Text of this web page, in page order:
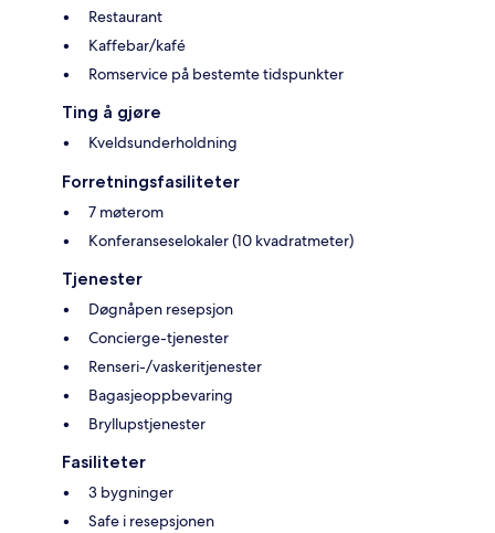
Restaurant
Kaffebar/kafé
Romservice på bestemte tidspunkter
Ting å gjøre
Kveldsunderholdning
Forretningsfasiliteter
7 møterom
Konferanseselokaler (10 kvadratmeter)
Tjenester
Døgnåpen resepsjon
Concierge-tjenester
Renseri-/vaskeritjenester
Bagasjeoppbevaring
Bryllupstjenester
Fasiliteter
3 bygninger
Safe i resepsjonen